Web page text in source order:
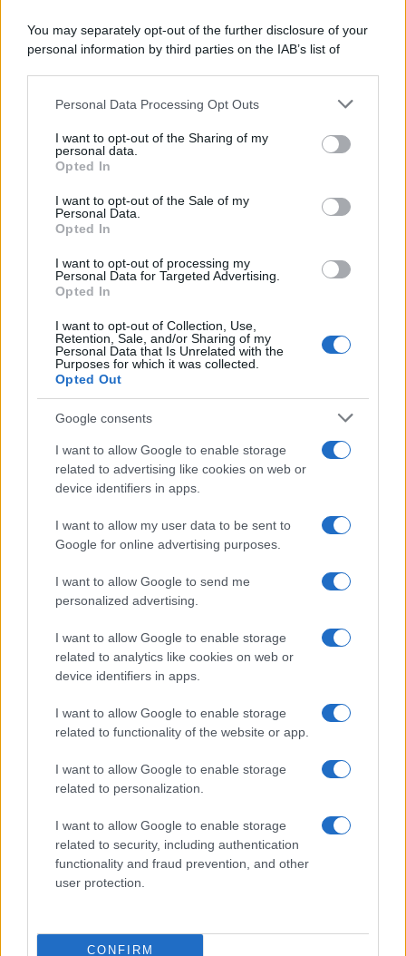
You may separately opt-out of the further disclosure of your
personal information by third parties on the IAB’s list of
This information may also be disclosed by us to third parties
disclose it to other third parties.
Please note that this website/app uses one or more Google
services and may gather and store information including but
not limited to your visit or usage behaviour. You may click to
grant or deny consent to Google and its third-party tags to
consent section.
Personal Data Processing Opt Outs
I want to opt-out of the Sharing of my
personal data.
Opted In
I want to opt-out of the Sale of my
Personal Data.
Opted In
I want to opt-out of processing my
Personal Data for Targeted Advertising.
Opted In
I want to opt-out of Collection, Use,
Retention, Sale, and/or Sharing of my
Personal Data that Is Unrelated with the
Purposes for which it was collected.
Opted Out
Google consents
I want to allow Google to enable storage
related to advertising like cookies on web or
device identifiers in apps.
I want to allow my user data to be sent to
Google for online advertising purposes.
I want to allow Google to send me
personalized advertising.
I want to allow Google to enable storage
related to analytics like cookies on web or
device identifiers in apps.
I want to allow Google to enable storage
related to functionality of the website or app.
I want to allow Google to enable storage
related to personalization.
I want to allow Google to enable storage
related to security, including authentication
functionality and fraud prevention, and other
user protection.
CONFIRM